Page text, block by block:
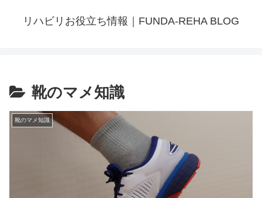
リハビリお役立ち情報｜FUNDA-REHA BLOG
靴のマメ知識
靴のマメ知識